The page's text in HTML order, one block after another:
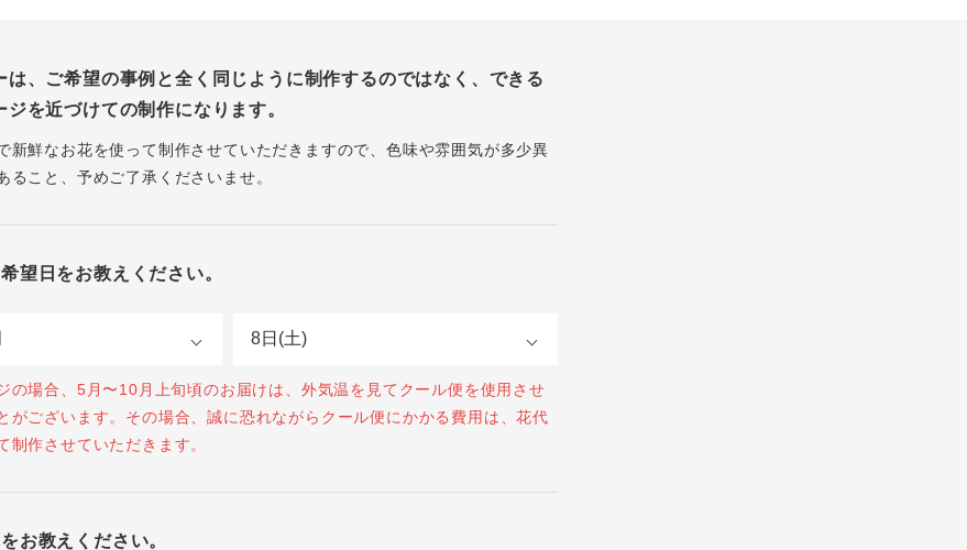
は、ご希望の事例と全く同じように制作するのではなく、できる
ジを近づけての制作になります。
新鮮なお花を使って制作させていただきますので、色味や雰囲気が多少異
ること、予めご了承くださいませ。
望日をお教えください。
の場合、5月〜10月上旬頃のお届けは、外気温を見てクール便を使用させ
がございます。その場合、誠に恐れながらクール便にかかる費用は、花代
制作させていただきます。
お教えください。